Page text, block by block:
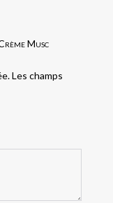
Musc
Les champs